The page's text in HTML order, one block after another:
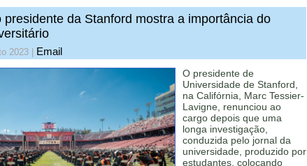
presidente da Stanford mostra a importância do
2023 Email
O presidente de
Universidade de Stanford,
na Califórnia, Marc Tessier-
Lavigne, renunciou ao
cargo depois que uma
longa investigação,
conduzida pelo jornal da
universidade, produzido por
estudantes, colocando